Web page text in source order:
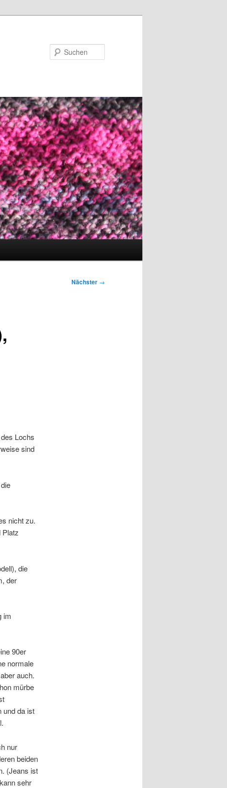
Nächster →
Lochs
sind
nicht zu.
Platz
die
der
im
90er
normale
auch.
mürbe
und da ist
nur
beiden
(Jeans ist
sehr